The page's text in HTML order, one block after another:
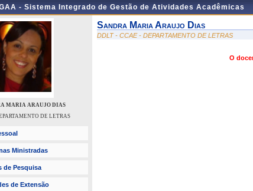
- Sistema Integrado de Gestão de Atividades Acadêmicas
MARIA ARAUJO DIAS
DE LETRAS
Ministradas
de Pesquisa
de Extensão
Sandra Maria Araujo Dias
DDLT - CCAE - DEPARTAMENTO DE LETRAS
O